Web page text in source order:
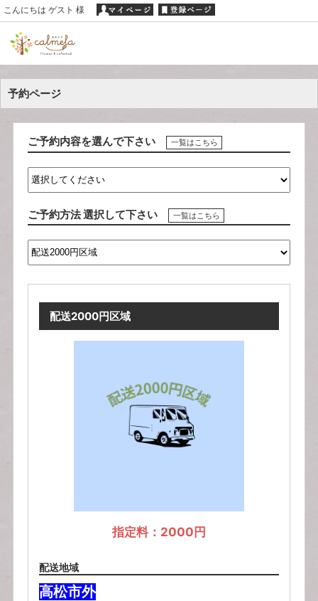
こんにちは ゲスト 様
予約ページ
ご予約内容を選んで下さい 一覧はこちら
ご予約方法 選択して下さい 一覧はこちら
配送2000円区域
指定料：2000円
配送地域
高松市外